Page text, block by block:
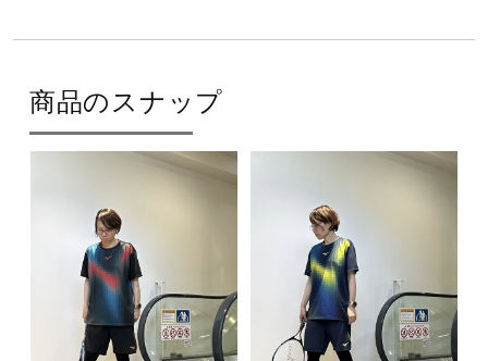
商品のスナップ